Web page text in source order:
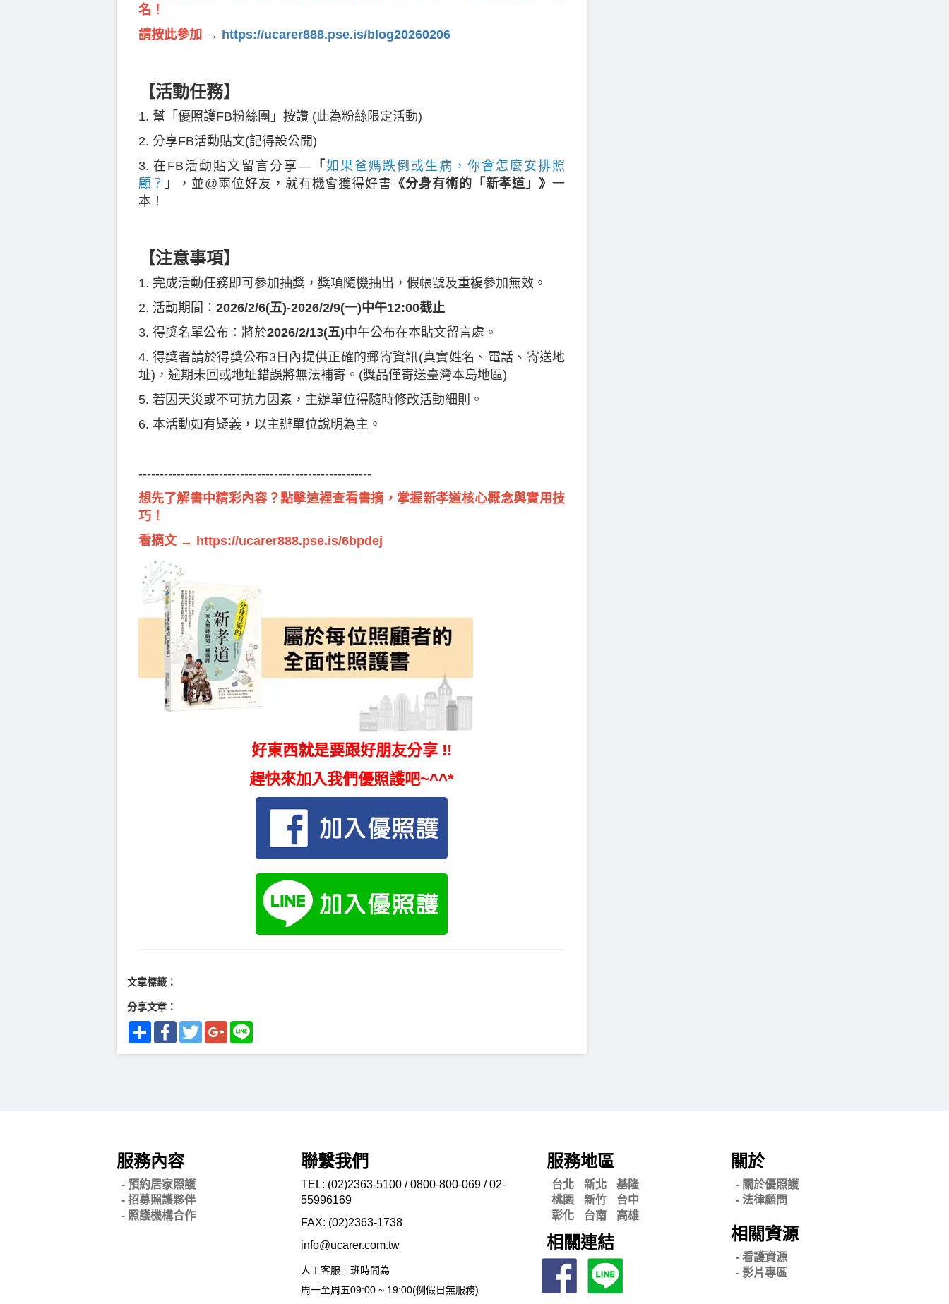
名！
請按此參加 → https://ucarer888.pse.is/blog20260206
【活動任務】
1. 幫「優照護FB粉絲團」按讚 (此為粉絲限定活動)
2. 分享FB活動貼文(記得設公開)
3. 在FB活動貼文留言分享— 「如果爸媽跌倒或生病，你會怎麼安排照
顧？ 」 ，並@兩位好友，就有機會獲得好書 《分身有術的「新孝道」》一
本！
【注意事項】
1. 完成活動任務即可參加抽獎，獎項隨機抽出，假帳號及重複參加無效。
2. 活動期間： 2026/2/6(五)-2026/2/9(一)中午12:00截止
3. 得獎名單公布：將於2026/2/13(五)中午公布在本貼文留言處。
4. 得獎者請於得獎公布3日內提供正確的郵寄資訊(真實姓名、電話、寄送地
址)，逾期未回或地址錯誤將無法補寄。(獎品僅寄送臺灣本島地區)
5. 若因天災或不可抗力因素，主辦單位得隨時修改活動細則。
6. 本活動如有疑義，以主辦單位說明為主。
-------------------------------------------------------
想先了解書中精彩內容？點擊這裡查看書摘，掌握新孝道核心概念與實用技
巧！
看摘文 → https://ucarer888.pse.is/6bpdej
好東西就是要跟好朋友分享 !!
趕快來加入我們優照護吧~^^*
文章標籤：
分享文章：
ShareFacebookTwitterGoogle+Line
服務內容
- 預約居家照護
- 招募照護夥伴
- 照護機構合作
聯繫我們
TEL: (02)2363-5100 / 0800-800-069 / 02-
55996169
FAX: (02)2363-1738
info@ucarer.com.tw
人工客服上班時間為
周一至周五09:00 ~ 19:00(例假日無服務)
服務地區
台北 新北
基隆
桃園
新竹
台中
彰化
台南 高雄
相關連結
關於
- 關於優照護
-法律顧問
相關資源
- 看護資源
- 影片專區